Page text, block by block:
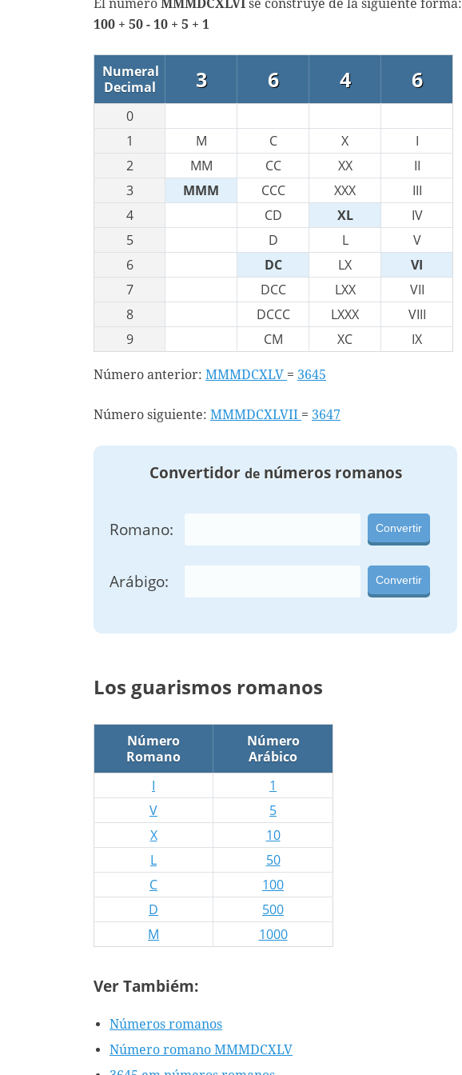
El número MMMDCXLVI se construye de la siguiente forma:
100 + 50 - 10 + 5 + 1
Numeral
Decimal
3 6 4 6
0
1
M C X
I
2
MM CC XX
II
3
MMM CCC XXX
III
4
CD XL
IV
5
D L
V
6
DC LX
VI
7
DCC LXX
VII
8
DCCC LXXX
VIII
9
CM XC IX
Número anterior: MMMDCXLV = 3645
Número siguiente: MMMDCXLVII = 3647
Convertidor denúmeros romanos
Romano: Convertir
Arábigo: Convertir
Los guarismos romanos
Número
Romano
Número
Arábico
I
1
V
5
X
10
L
50
C
100
D
500
M
1000
Ver Tambiém:
Números romanos
Número romano MMMDCXLV